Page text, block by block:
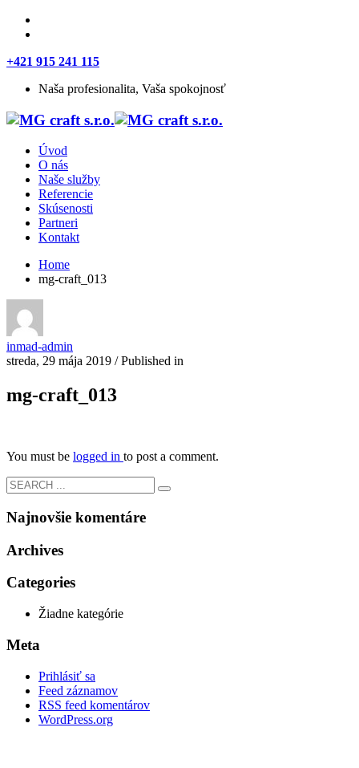
+421 915 241 115
Naša profesionalita, Vaša spokojnosť
Úvod
O nás
Naše služby
Referencie
Skúsenosti
Partneri
Kontakt
Home
mg-craft_013
inmad-admin
streda, 29 mája 2019 /Published in
mg-craft_013
You must be logged in to post a comment.
Najnovšie komentáre
Archives
Categories
Žiadne kategórie
Meta
Prihlásiť sa
Feed záznamov
RSS feed komentárov
WordPress.org